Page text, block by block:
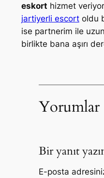
eskort hizmet
jartiyerli escortoldu
ise partnerim ile
birlikte bana aşırı
Yorumlar
Bir yanıt
E-posta